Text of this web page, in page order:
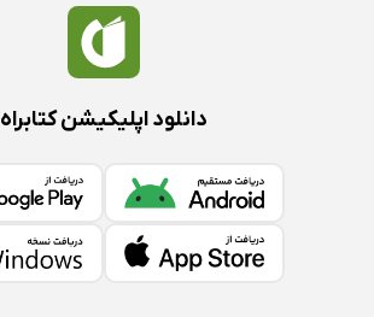
دانلود اپلیکیشن کتابراه